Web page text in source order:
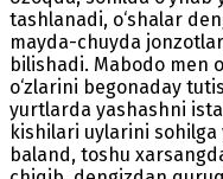
tashlanadi, o‘shalar
mayda-chuyda
bilishadi. Mabodo men
o‘zlarini begonaday
yurtlarda yashashni
kishilari uylarini
baland, toshu